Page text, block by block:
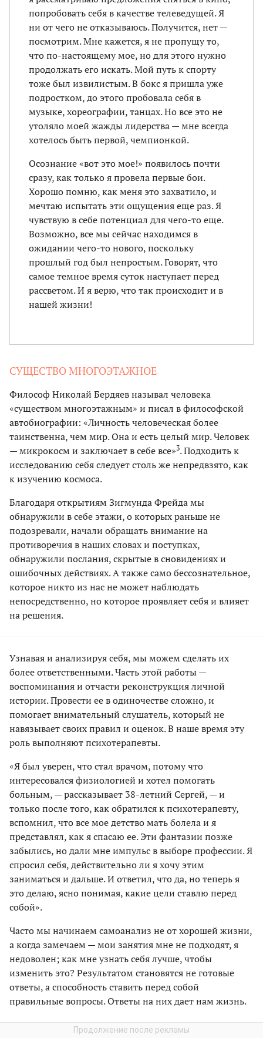
попробовать себя в качестве телеведущей. Я
ни от чего не отказываюсь. Получится, нет —
посмотрим. Мне кажется, я не пропущу то,
что по-настоящему мое, но для этого нужно
продолжать его искать. Мой путь к спорту
тоже был извилистым. В бокс я пришла уже
подростком, до этого пробовала себя в
музыке, хореографии, танцах. Но все это не
утоляло моей жажды лидерства — мне всегда
хотелось быть первой, чемпионкой.
Осознание «вот это мое!» появилось почти
сразу, как только я провела первые бои.
Хорошо помню, как меня это захватило, и
мечтаю испытать эти ощущения еще раз. Я
чувствую в себе потенциал для чего-то еще.
Возможно, все мы сейчас находимся в
ожидании чего-то нового, поскольку
прошлый год был непростым. Говорят, что
самое темное время суток наступает перед
рассветом. И я верю, что так происходит и в
нашей жизни!
СУЩЕСТВО МНОГОЭТАЖНОЕ
Философ Николай Бердяев называл человека
«существом многоэтажным» и писал в философской
автобиографии: «Личность человеческая более
таинственна, чем мир. Она и есть целый мир. Человек
— микрокосм и заключает в себе все»3. Подходить к
исследованию себя следует столь же непредвзято, как
к изучению космоса.
Благодаря открытиям Зигмунда Фрейда мы
обнаружили в себе этажи, о которых раньше не
подозревали, начали обращать внимание на
противоречия в наших словах и поступках,
обнаружили послания, скрытые в сновидениях и
ошибочных действиях. А также само бессознательное,
которое никто из нас не может наблюдать
непосредственно, но которое проявляет себя и влияет
на решения.
Узнавая и анализируя себя, мы можем сделать их
более ответственными. Часть этой работы —
воспоминания и отчасти реконструкция личной
истории. Провести ее в одиночестве сложно, и
помогает внимательный слушатель, который не
навязывает своих правил и оценок. В наше время эту
роль выполняют психотерапевты.
«Я был уверен, что стал врачом, потому что
интересовался физиологией и хотел помогать
больным, — рассказывает 38-летний Сергей, — и
только после того, как обратился к психотерапевту,
вспомнил, что все мое детство мать болела и я
представлял, как я спасаю ее. Эти фантазии позже
забылись, но дали мне импульс в выборе профессии. Я
спросил себя, действительно ли я хочу этим
заниматься и дальше. И ответил, что да, но теперь я
это делаю, ясно понимая, какие цели ставлю перед
собой».
Часто мы начинаем самоанализ не от хорошей жизни,
а когда замечаем — мои занятия мне не подходят, я
недоволен; как мне узнать себя лучше, чтобы
изменить это? Результатом становятся не готовые
ответы, а способность ставить перед собой
правильные вопросы. Ответы на них дает нам жизнь.